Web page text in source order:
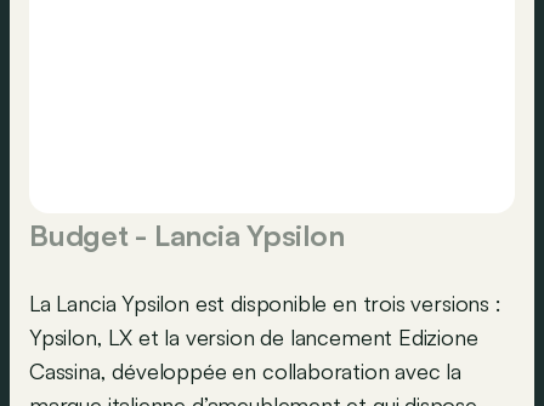
Budget - Lancia Ypsilon
La Lancia Ypsilon est disponible en trois versions :
Ypsilon, LX et la version de lancement Edizione
Cassina, développée en collaboration avec la